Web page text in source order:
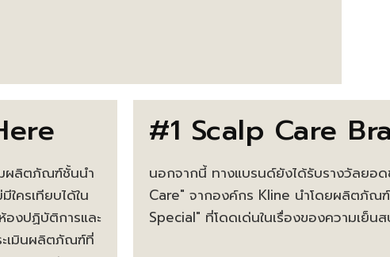
มผลิตภัณฑ์ชั้นนำ
ครเทียบได้ใน
งปฏิบัติการและ
เมินผลิตภัณฑ์ที่
#1 Scalp Care
นอกจากนี้ ทางแบรนด์ยังได้รับรางวัลยอ
Care" จากองค์กร Kline นำโดยผลิตภัณ
Special" ที่โดดเด่นในเรื่องของความเย็